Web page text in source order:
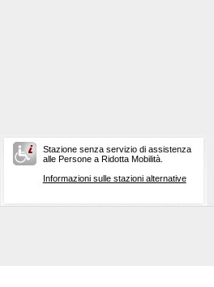
Stazione senza servizio di assistenza
alle Persone a Ridotta Mobilità.
Informazioni sulle stazioni alternative